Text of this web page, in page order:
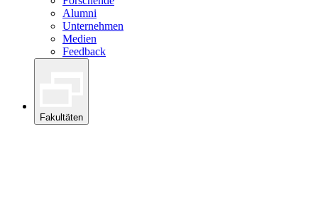
Alumni
Unternehmen
Medien
Feedback
Fakultäten